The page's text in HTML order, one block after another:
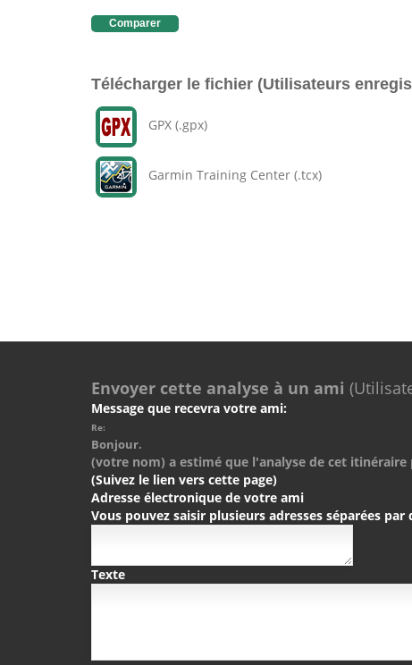
Comparer
Télécharger le fichier (Utilisateurs
GPX (.gpx)
Garmin Training Center (.tcx)
Envoyer cette analyse à un ami
Message que recevra votre ami:
Re:
Bonjour.
(votre nom) a estimé que l'analyse de cet
(Suivez le lien vers cette page)
Adresse électronique de votre ami
Vous pouvez saisir plusieurs adresses séparées par
Texte